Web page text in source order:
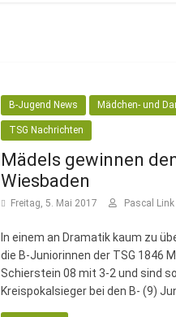
B-Jugend News Mädchen- und
TSG Nachrichten
Mädels gewinnen
Wiesbaden
Freitag, 5. Mai 2017 Pascal Link
In einem an Dramatik kaum zu
die B-Juniorinnen der TSG 1846
Schierstein 08 mit 3-2 und sind
Kreispokalsieger bei den B- (9)